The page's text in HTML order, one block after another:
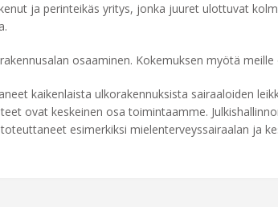
ja perinteikäs yritys, jonka juuret ulottuvat
osaaminen. Kokemuksen myötä
kaikenlaista ulkorakennuksista sairaaloiden
ovat keskeinen osa toimintaamme.
esimerkiksi mielenterveyssairaalan ja